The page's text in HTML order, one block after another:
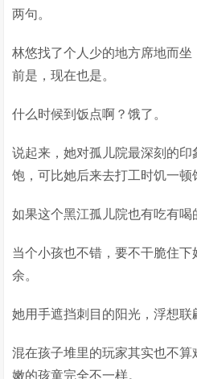
两句。
林悠找了个人少的地方席地而
前是，现在也是。
什么时候到饭点啊？饿了。
说起来，她对孤儿院最深刻的
饱，可比她后来去打工时饥一顿
如果这个黑江孤儿院也有吃有喝
当个小孩也不错，要不干脆住
余。
她用手遮挡刺目的阳光，浮想联
混在孩子堆里的玩家其实也不
嫩的孩童完全不一样。